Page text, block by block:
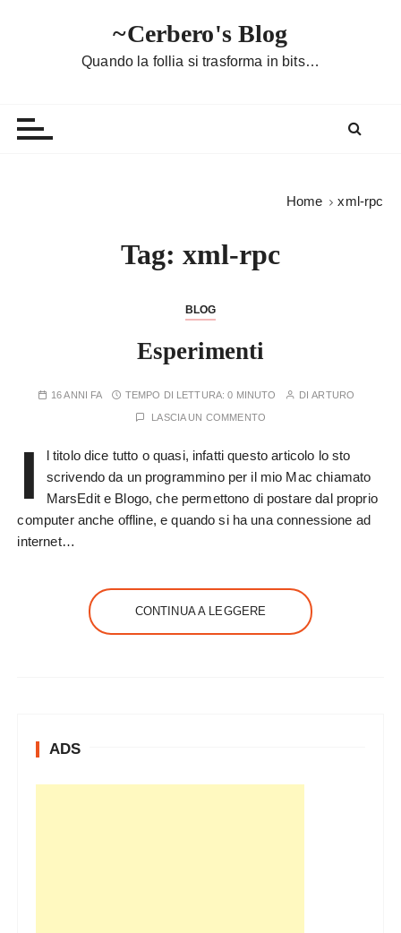
~Cerbero's Blog
Quando la follia si trasforma in bits…
Home xml-rpc
Tag: xml-rpc
BLOG
Esperimenti
16 ANNI FA TEMPO DI LETTURA:0 MINUTO DIARTURO
LASCIA UN COMMENTO
I
l titolo dice tutto o quasi, infatti questo articolo lo sto
scrivendo da un programmino per il mio Mac chiamato
MarsEdit e Blogo, che permettono di postare dal proprio
computer anche offline, e quando si ha una connessione ad
internet…
CONTINUA A LEGGERE
ADS